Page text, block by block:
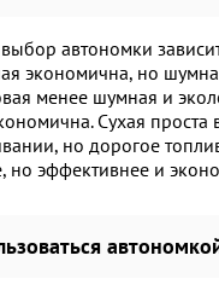
автономки
экономична, но
менее шумная и
Сухая проста
но дорогое
но эффективнее и